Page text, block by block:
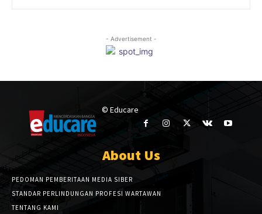
- Advertisement -
© Educare
About Us
PEDOMAN PEMBERITAAN MEDIA SIBER
STANDAR PERLINDUNGAN PROFESI WARTAWAN
TENTANG KAMI